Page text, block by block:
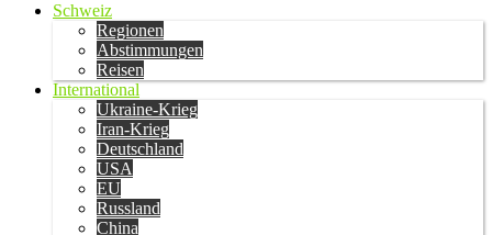
Schweiz
Regionen
Abstimmungen
Reisen
International
Ukraine-Krieg
Iran-Krieg
Deutschland
USA
EU
Russland
China